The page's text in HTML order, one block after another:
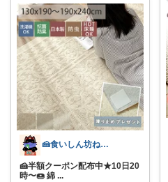
🍰食いしん坊ねっこ🍩毎日タロット占い
🍰半額クーポン配布中★10日20
時〜🍩 綿 ...